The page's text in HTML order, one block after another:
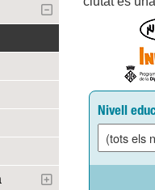
Nivell